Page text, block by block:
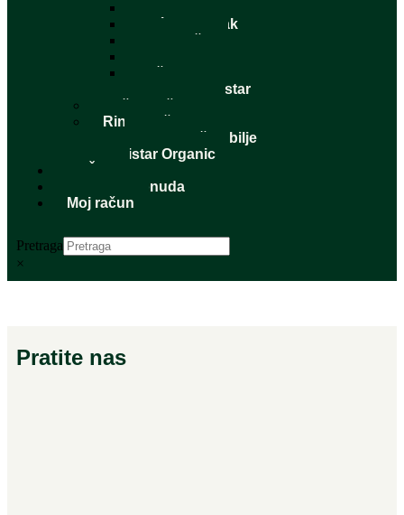
Voćni trenutak
Paketi – Agristar
Rinfuzni čajevi
Pojedinačno bilje
Agristar Organic
Posebna ponuda
Moj račun
Pretraga
×
Pratite nas